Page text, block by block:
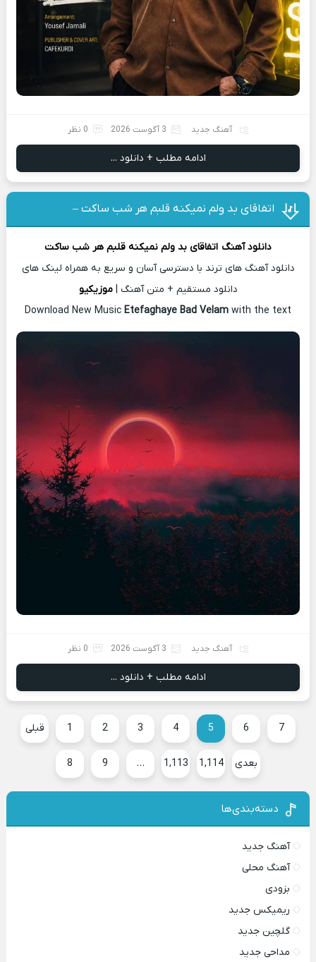
آهنگ جدید 3 آگوست 2026 0 نظر
ادامه مطلب + دانلود ...
اتفاقای بد ولم نمیکنه قلبم هر شب ساکت –
دانلود آهنگ اتفاقای بد ولم نمیکنه قلبم هر شب ساکت
دانلود آهنگ های ترند با دسترسی آسان و سریع به همراه لینک های
دانلود مستقیم + متن آهنگ | موزیکیو
Download New Music Etefaghaye Bad Velam with the text
آهنگ جدید 3 آگوست 2026 0 نظر
ادامه مطلب + دانلود ...
قبلی 1 2 3 4 5 6 7
8 9 … 1,113 1,114 بعدی
دسته‌بندی‌ها
آهنگ جدید
آهنگ محلی
بزودی
ریمیکس جدید
گلچین جدید
مداحی جدید